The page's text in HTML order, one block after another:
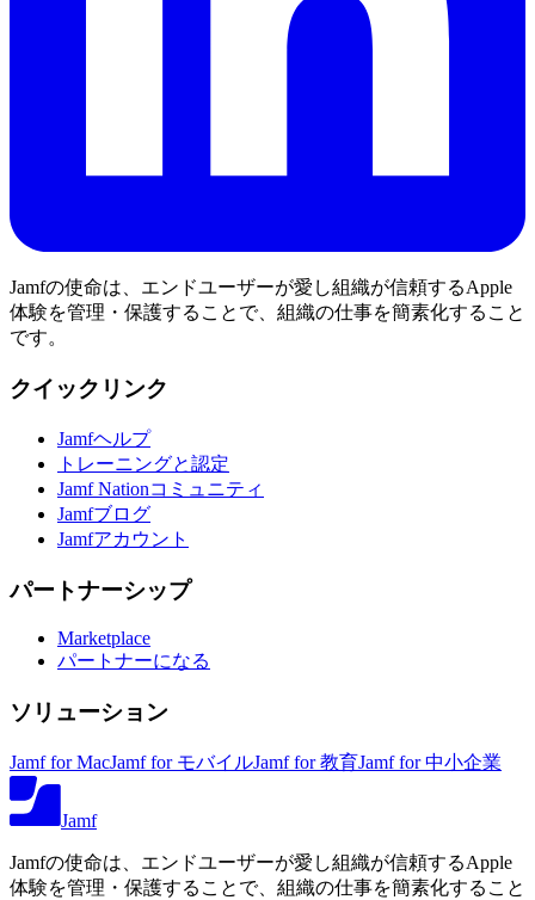
Jamfの使命は、エンドユーザーが愛し組織が信頼するApple
体験を管理・保護することで、組織の仕事を簡素化すること
です。
クイックリンク
Jamfヘルプ
トレーニングと認定
Jamf Nationコミュニティ
Jamfブログ
Jamfアカウント
パートナーシップ
Marketplace
パートナーになる
ソリューション
Jamf for MacJamf for モバイルJamf for 教育Jamf for 中小企業
Jamf
Jamfの使命は、エンドユーザーが愛し組織が信頼するApple
体験を管理・保護することで、組織の仕事を簡素化すること